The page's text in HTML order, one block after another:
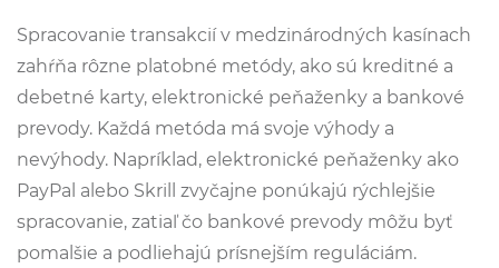
Spracovanie transakcií v medzinárodných kasínach
zahŕňa rôzne platobné metódy, ako sú kreditné a
debetné karty, elektronické peňaženky a bankové
prevody. Každá metóda má svoje výhody a
nevýhody. Napríklad, elektronické peňaženky ako
PayPal alebo Skrill zvyčajne ponúkajú rýchlejšie
spracovanie, zatiaľ čo bankové prevody môžu byť
pomalšie a podliehajú prísnejším reguláciám.